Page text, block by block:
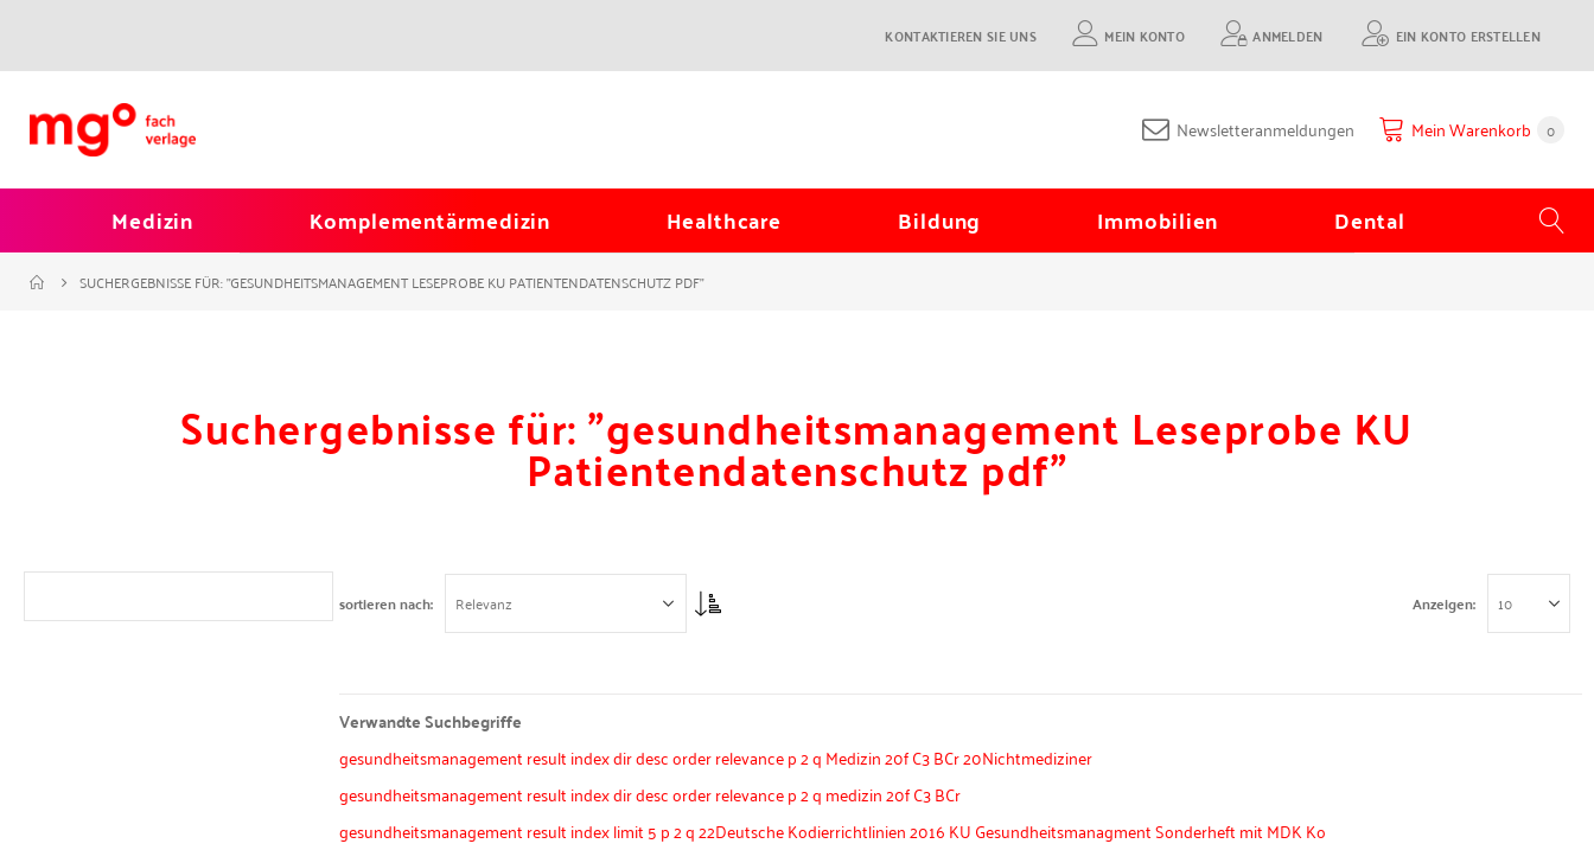
KONTAKTIEREN SIE UNS MEIN KONTO ANMELDEN EIN KONTO ERSTELLEN
Newsletteranmeldungen Mein Warenkorb 0
Medizin Komplementärmedizin Healthcare Bildung Immobilien Dental
SUCHERGEBNISSE FÜR: "GESUNDHEITSMANAGEMENT LESEPROBE KU PATIENTENDATENSCHUTZ PDF"
Suchergebnisse für: "gesundheitsmanagement Leseprobe KU
Patientendatenschutz pdf"
sortieren nach Asc Anzeigen
Verwandte Suchbegriffe
gesundheitsmanagement result index dir desc order relevance p 2 q Medizin 20f C3 BCr 20Nichtmediziner
gesundheitsmanagement result index dir desc order relevance p 2 q medizin 20f C3 BCr
gesundheitsmanagement result index limit 5 p 2 q 22Deutsche Kodierrichtlinien 2016 KU Gesundheitsmanagment Sonderheft mit MDK Ko